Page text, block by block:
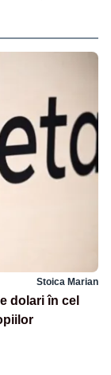
Stoica Marian
dolari în cel